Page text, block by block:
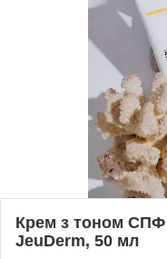
Крем з тоном СПФ
JeuDerm, 50 мл